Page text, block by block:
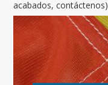
acabados, contáctenos)